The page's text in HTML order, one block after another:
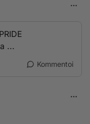
...
Kommentoi